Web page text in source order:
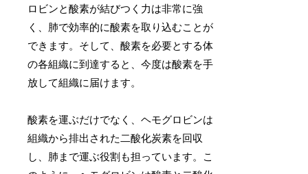
ロビンと酸素が結びつく力は非常に強
く、肺で効率的に酸素を取り込むことが
できます。そして、酸素を必要とする体
の各組織に到達すると、今度は酸素を手
放して組織に届けます。
酸素を運ぶだけでなく、ヘモグロビンは
組織から排出された二酸化炭素を回収
し、肺まで運ぶ役割も担っています。こ